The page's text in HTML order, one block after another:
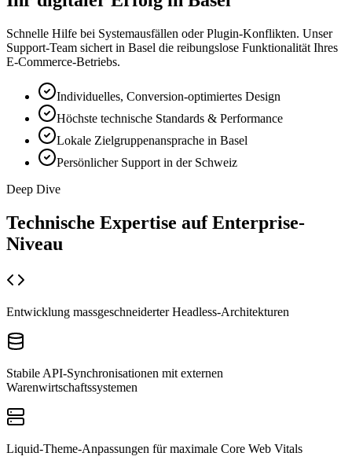
Schnelle Hilfe bei Systemausfällen oder Plugin-Konflikten. Unser
Support-Team sichert in Basel die reibungslose Funktionalität Ihres
E-Commerce-Betriebs.
Individuelles, Conversion-optimiertes Design
Höchste technische Standards & Performance
Lokale Zielgruppenansprache in Basel
Persönlicher Support in der Schweiz
Deep Dive
Technische Expertise auf Enterprise-
Niveau
Entwicklung massgeschneiderter Headless-Architekturen
Stabile API-Synchronisationen mit externen
Warenwirtschaftssystemen
Liquid-Theme-Anpassungen für maximale Core Web Vitals